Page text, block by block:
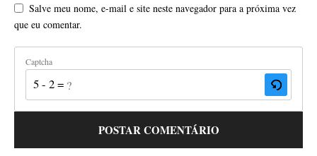
Salve meu nome, e-mail e site neste navegador para a próxima vez
que eu comentar.
Captcha
5 - 2 = ?